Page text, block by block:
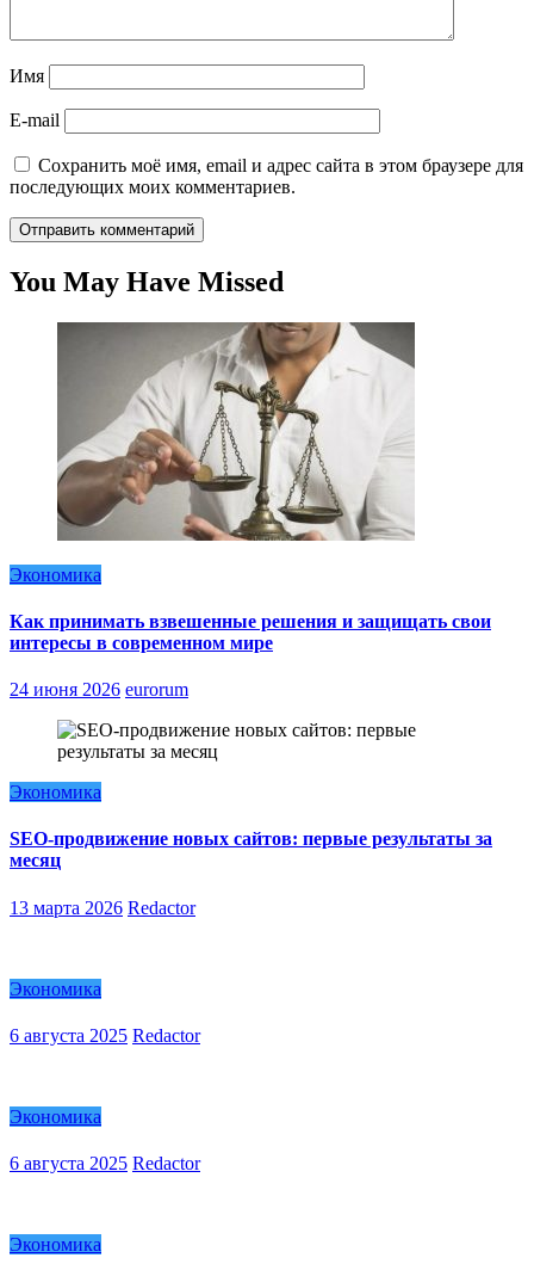
Имя
E-mail
Сохранить моё имя, email и адрес сайта в этом браузере для
последующих моих комментариев.
You May Have Missed
Экономика
Как принимать взвешенные решения и защищать свои
интересы в современном мире
24 июня 2026 eurorum
Экономика
SEO-продвижение новых сайтов: первые результаты за
месяц
13 марта 2026 Redactor
Экономика
6 августа 2025 Redactor
Экономика
6 августа 2025 Redactor
Экономика